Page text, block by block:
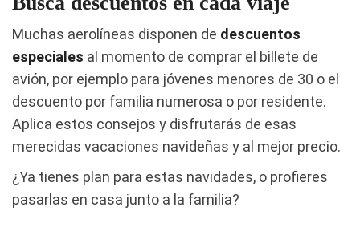
Muchas aerolíneas disponen de descuentos
especiales al momento de comprar el billete de
avión, por ejemplo para jóvenes menores de 30 o el
descuento por familia numerosa o por residente.
Aplica estos consejos y disfrutarás de esas
merecidas vacaciones navideñas y al mejor precio.
¿Ya tienes plan para estas navidades, o profieres
pasarlas en casa junto a la familia?